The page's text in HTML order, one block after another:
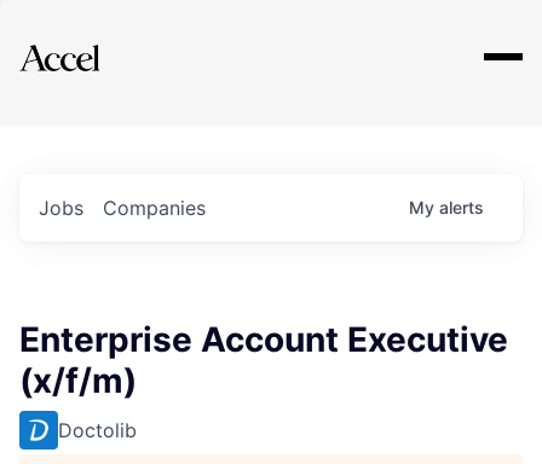
Explore
Jobs Companies My alerts
Enterprise Account Executive
(x/f/m)
Doctolib